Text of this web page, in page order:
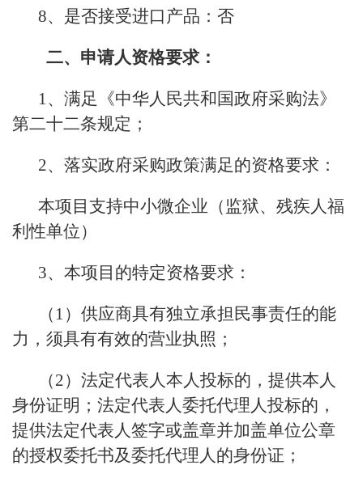
8、是否接受进口产品：否
二、申请人资格要求：
1、满足《中华人民共和国政府采购法》
第二十二条规定；
2、落实政府采购政策满足的资格要求：
本项目支持中小微企业（监狱、残疾人福
利性单位）
3、本项目的特定资格要求：
（1）供应商具有独立承担民事责任的能
力，须具有有效的营业执照；
（2）法定代表人本人投标的，提供本人
身份证明；法定代表人委托代理人投标的，
提供法定代表人签字或盖章并加盖单位公章
的授权委托书及委托代理人的身份证；